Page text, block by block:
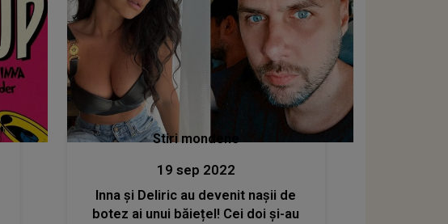
Stiri mondene
19 sep 2022
Inna și Deliric au devenit nașii de
botez ai unui băiețel! Cei doi și-au